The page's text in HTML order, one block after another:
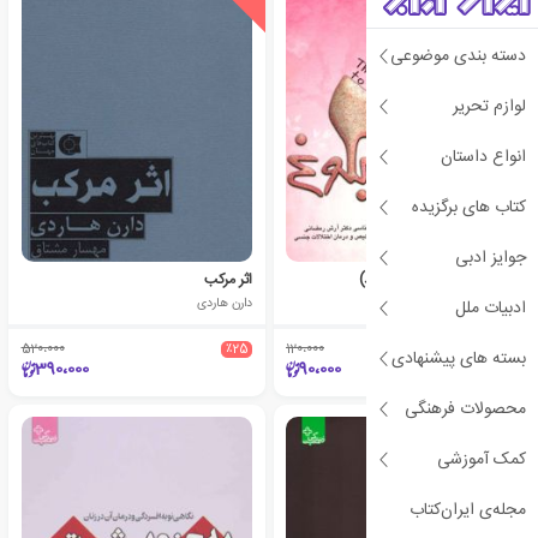
دسته بندی موضوعی
لوازم تحریر
انواع داستان
کتاب های برگزیده
جوایز ادبی
ادبیات ملل
بسته های پیشنهادی
محصولات فرهنگی
کمک آموزشی
مجله‌ی ایران‌کتاب
بلوغ (فقط دخترها بخوانند)
تری کوون هوون
٪25 120،000
90،000
اثر مرکب
دارن هاردی
٪25 520،000
390،000